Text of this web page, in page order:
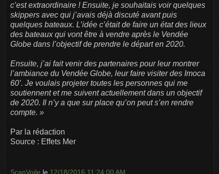
c’est extraordinaire ! Ensuite, je souhaitais voir quelques
skippers avec qui j’avais déjà discuté avant puis
quelques bateaux. L’idée c’était de faire un état des lieux
des bateaux qui vont être à vendre après le Vendée
Globe dans l’objectif de prendre le départ en 2020.
Ensuite, j’ai fait venir des partenaires pour leur montrer
l’ambiance du Vendée Globe, leur faire visiter des Imoca
60’. Je voulais projeter toutes les personnes qui me
soutiennent et me suivent actuellement dans un objectif
de 2020. Il n’y a que sur place qu’on peut s’en rendre
compte. »
Par la rédaction
Source : Effets Mer
ScanVoile le 12/18/2016 11:24:00 AM